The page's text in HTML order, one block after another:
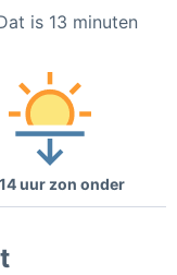
is 13 minuten
uur zon onder